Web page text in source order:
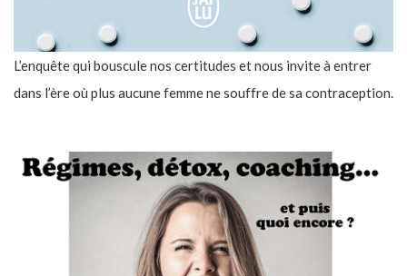
L’enquête qui bouscule nos certitudes et nous invite à entrer
dans l’ère où plus aucune femme ne souffre de sa contraception.